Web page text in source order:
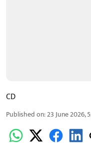
CD
Published on:23 June 2026,